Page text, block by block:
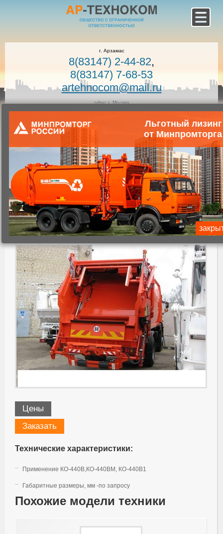
г. Арзамас
8(83147) 2-44-82,
8(83147) 7-68-53
artehnocom@mail.ru
офис г. Москва
8-800-100-7400
Звонок по России бесплатный!
Заказать звонок
Главная
Каталог коммунальной техники
Коммунальная техника
Запчасти для коммунальной техники
Запасные части для мусоровозов
Опрокидыватель
КО-440В.24.00.000-01
Цены
Заказать
Технические характеристики:
Применение КО-440В,КО-440ВМ, КО-440В1
Габаритные размеры, мм -по запросу
Похожие модели техники
Льготный лизинг
от Минпромторга